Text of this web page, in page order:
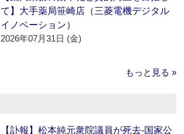
て】大手薬局笹崎店（三菱電機デジタル
イノベーション）
2026年07月31日 (金)
もっと見る »
【訃報】松本純元衆院議員が死去‐国家公